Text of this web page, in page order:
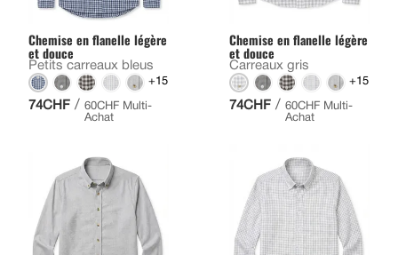
Chemise en flanelle légère
et douce
Petits carreaux bleus
+15
74CHF / 60CHF Multi-
Achat
Chemise en flanelle légère
et douce
Carreaux gris
+15
74CHF / 60CHF Multi-
Achat